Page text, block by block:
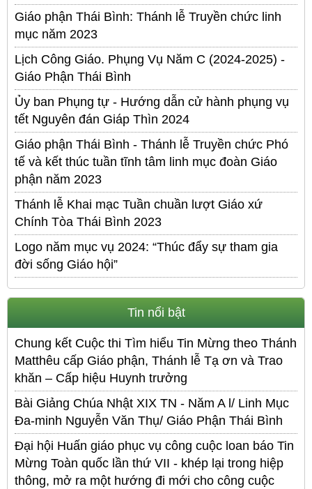
Giáo phận Thái Bình: Thánh lễ Truyền chức linh
mục năm 2023
Lịch Công Giáo. Phụng Vụ Năm C (2024-2025) -
Giáo Phận Thái Bình
Ủy ban Phụng tự - Hướng dẫn cử hành phụng vụ
tết Nguyên đán Giáp Thìn 2024
Giáo phận Thái Bình - Thánh lễ Truyền chức Phó
tế và kết thúc tuần tĩnh tâm linh mục đoàn Giáo
phận năm 2023
Thánh lễ Khai mạc Tuần chuần lượt Giáo xứ
Chính Tòa Thái Bình 2023
Logo năm mục vụ 2024: “Thúc đẩy sự tham gia
đời sống Giáo hội”
Tin nổi bật
Chung kết Cuộc thi Tìm hiểu Tin Mừng theo Thánh
Matthêu cấp Giáo phận, Thánh lễ Tạ ơn và Trao
khăn – Cấp hiệu Huynh trưởng
Bài Giảng Chúa Nhật XIX TN - Năm A l/ Linh Mục
Đa-minh Nguyễn Văn Thụ/ Giáo Phận Thái Bình
Đại hội Huấn giáo phục vụ công cuộc loan báo Tin
Mừng Toàn quốc lần thứ VII - khép lại trong hiệp
thông, mở ra một hướng đi mới cho công cuộc